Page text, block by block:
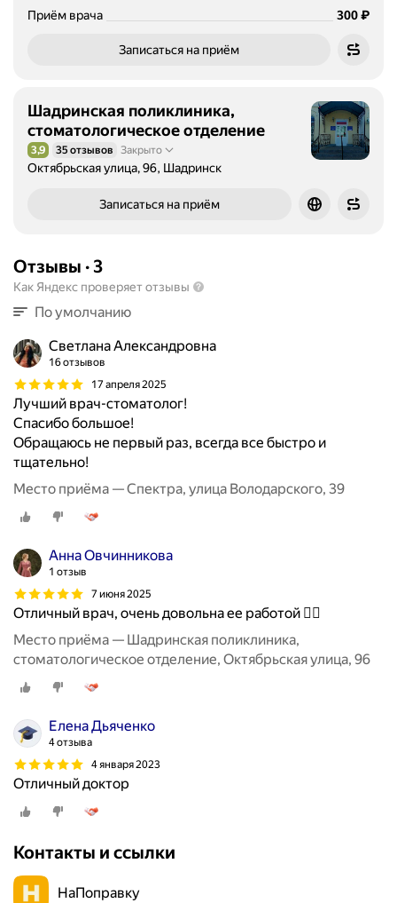
Приём врача Цена
300₽
Записаться на приём
Шадринская поликлиника,
стоматологическое отделение
Рейтинг 3,9 из 5
3,9 35 отзывов Закрыто
Октябрьская улица, 96, Шадринск
Записаться на приём
Отзывы · 3
Как Яндекс проверяет отзывы
По умолчанию
Светлана Александровна
16 отзывов
17 апреля 2025
Лучший врач-стоматолог!
Спасибо большое!
Обращаюсь не первый раз, всегда все быстро и
тщательно!
Место приёма — Спектра, улица Володарского, 39
Анна Овчинникова
1 отзыв
7 июня 2025
Отличный врач, очень довольна ее работой 👍🏻
Место приёма — Шадринская поликлиника,
стоматологическое отделение, Октябрьская улица, 96
Елена Дьяченко
4 отзыва
4 января 2023
Отличный доктор
Контакты и ссылки
НаПоправку